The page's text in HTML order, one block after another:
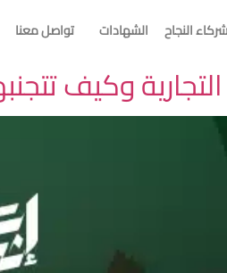
شركاء النجاح الشهادات تواصل معنا
وكيف